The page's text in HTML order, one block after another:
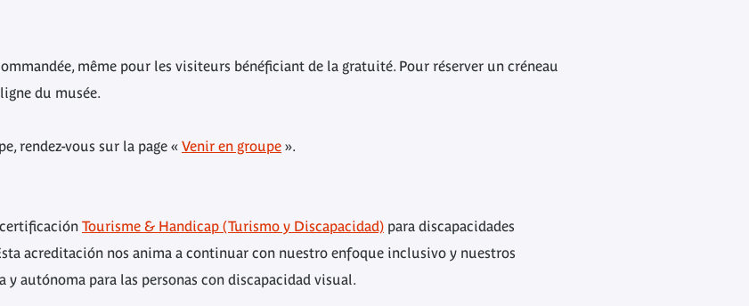
même pour les visiteurs bénéficiant de la gratuité. Pour réserver un créneau
du musée.
rendez-vous sur la page « Venir en groupe ».
Tourisme & Handicap (Turismo y Discapacidad) para discapacidades
acreditación nos anima a continuar con nuestro enfoque inclusivo y nuestros
autónoma para las personas con discapacidad visual.